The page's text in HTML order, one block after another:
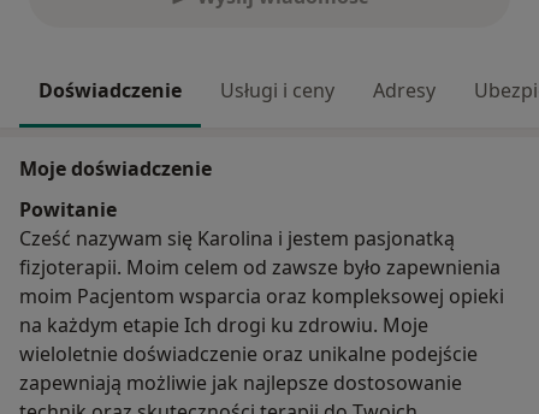
Doświadczenie Usługi i ceny Adresy
Moje doświadczenie
Powitanie
Cześć nazywam się Karolina i jestem pasjonatką
fizjoterapii. Moim celem od zawsze było zapewnienia
moim Pacjentom wsparcia oraz kompleksowej opieki
na każdym etapie Ich drogi ku zdrowiu. Moje
wieloletnie doświadczenie oraz unikalne podejście
zapewniają możliwie jak najlepsze dostosowanie